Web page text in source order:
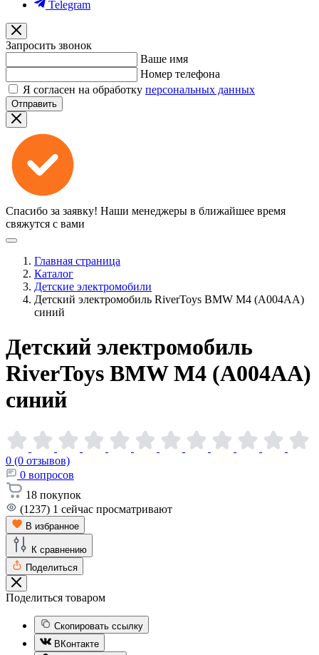
Telegram
Запросить звонок
Ваше имя
Номер телефона
Я согласен на обработку персональных данных
Отправить
Спасибо за заявку! Наши менеджеры в ближайшее время
свяжутся с вами
Главная страница
Каталог
Детские электромобили
Детский электромобиль RiverToys BMW M4 (A004AA)
синий
Детский электромобиль
RiverToys BMW M4 (A004AA)
синий
0 (0 отзывов)
0 вопросов
18 покупок
(1237) 1 сейчас просматривают
В избранное
К сравнению
Поделиться
Поделиться товаром
Скопировать ссылку
ВКонтакте